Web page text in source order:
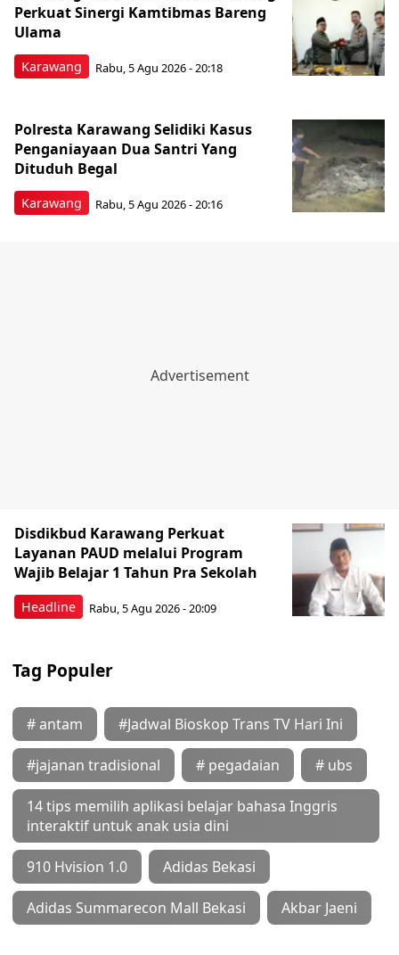
Karawang
Perkuat Sinergi Kamtibmas Bareng
Ulama
Rabu, 5 Agu 2026 - 20:18
Karawang
Polresta Karawang Selidiki Kasus
Penganiayaan Dua Santri Yang
Dituduh Begal
Rabu, 5 Agu 2026 - 20:16
Headline
Disdikbud Karawang Perkuat
Layanan PAUD melalui Program
Wajib Belajar 1 Tahun Pra Sekolah
Rabu, 5 Agu 2026 - 20:09
Tag Populer
# antam #Jadwal Bioskop Trans TV Hari Ini
#jajanan tradisional # pegadaian # ubs
14 tips memilih aplikasi belajar bahasa Inggris
interaktif untuk anak usia dini
910 Hvision 1.0 Adidas Bekasi
Adidas Summarecon Mall Bekasi Akbar Jaeni